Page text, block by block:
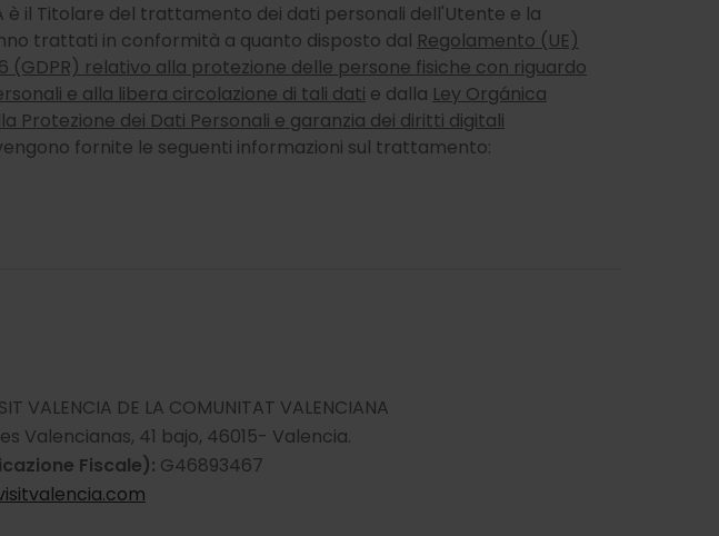
è il Titolare del trattamento dei dati personali dell'Utente e la
trattati in conformità a quanto disposto dal Regolamento (UE)
(GDPR) relativo alla protezione delle persone fisiche con riguardo
e alla libera circolazione di tali dati e dalla Ley Orgánica
Protezione dei Dati Personali e garanzia dei diritti digitali
fornite le seguenti informazioni sul trattamento:
VALENCIA DE LA COMUNITAT VALENCIANA
Valencianas, 41 bajo, 46015- Valencia.
Fiscale): G46893467